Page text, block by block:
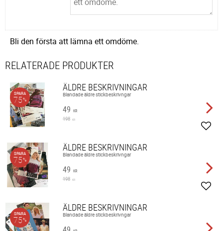
Bli den första att lämna ett omdöme.
RELATERADE PRODUKTER
ÄLDRE BESKRIVNINGAR
Blandade äldre stickbeskrivngar
49 KR
198 KR
SPARA
75%
ÄLDRE BESKRIVNINGAR
Blandade äldre stickbeskrivngar
49 KR
198 KR
SPARA
75%
ÄLDRE BESKRIVNINGAR
Blandade äldre stickbeskrivngar
SPARA
75%